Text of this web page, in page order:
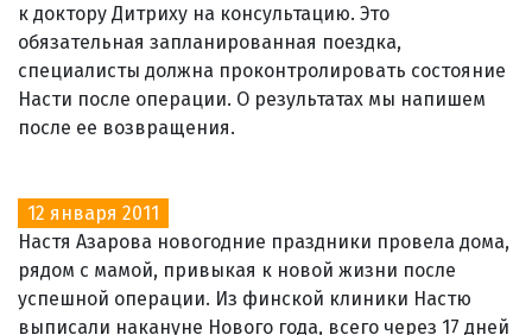
к доктору Дитриху на консультацию. Это
обязательная запланированная поездка,
специалисты должна проконтролировать состояние
Насти после операции. О результатах мы напишем
после ее возвращения.
12 января 2011
Настя Азарова новогодние праздники провела дома,
рядом с мамой, привыкая к новой жизни после
успешной операции. Из финской клиники Настю
выписали накануне Нового года, всего через 17 дней